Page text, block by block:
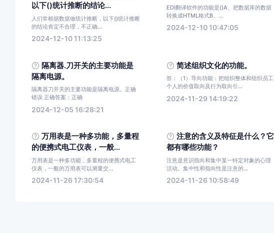
以下()统计推断的结论...
人们常根据数据做统计推断，以下()统计推断
的结论肯定不合理，不正确...
2024-12-10 11:13:25
EDI翻译软件的功能是()A、把数据库的数据
转换成HTML格式B、...
2024-12-10 10:47:05
隔离器.刀开关的主要功能是
隔离电源。
隔离器刀开关的主要功能是隔离电源。正确
错误 正确答案：正确
2024-12-05 16:28:21
简述组织文化的功能。
答：（1）导向功能：把组织整体和组织员工
个人的价值取向及行为取向引...
2024-11-29 14:19:22
万用表是一种多功能，多量程
的便携式电工仪表，一般...
万用表是一种多功能，多量程的便携式电工
仪表，一般的万用表可以测量交...
2024-11-26 17:30:54
注意的含义及特征是什么？它
都有哪些功能？
注意是意识指向和集中某一特定对象的心理
活动。集中性和指向性是注意的...
2024-11-26 10:58:49